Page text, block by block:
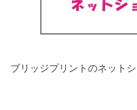
ブリッジプリントのネット